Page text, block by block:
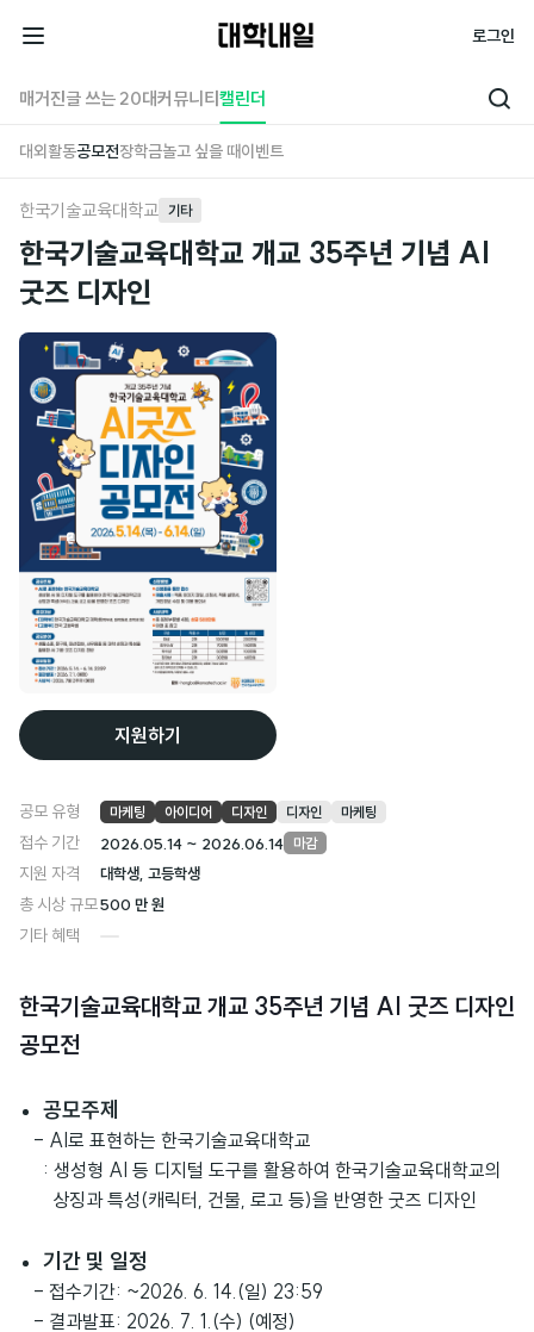
전
체
뉴
로그인
매거진글 쓰는 20대커뮤니티캘린더
검
대외활동공모전장학금놀고 싶을 때이벤트
한국기술교육대학교 기타
한국기술교육대학교 개교 35주년 기념 AI
굿즈 디자인
지원하기
공모 유형 마케팅 아이디어 디자인 디자인 마케팅
접수 기간 2026.05.14 ~ 2026.06.14 마감
지원 자격 대학생, 고등학생
총 시상 규모500 만 원
기타 혜택
한국기술교육대학교 개교 35주년 기념 AI 굿즈 디자인
공모전
공모주제
- AI로 표현하는 한국기술교육대학교
: 생성형 AI 등 디지털 도구를 활용하여 한국기술교육대학교의
상징과 특성(캐릭터, 건물, 로고 등)을 반영한 굿즈 디자인
기간 및 일정
- 접수기간: ~2026. 6. 14.(일) 23:59
- 결과발표: 2026. 7. 1.(수) (예정)